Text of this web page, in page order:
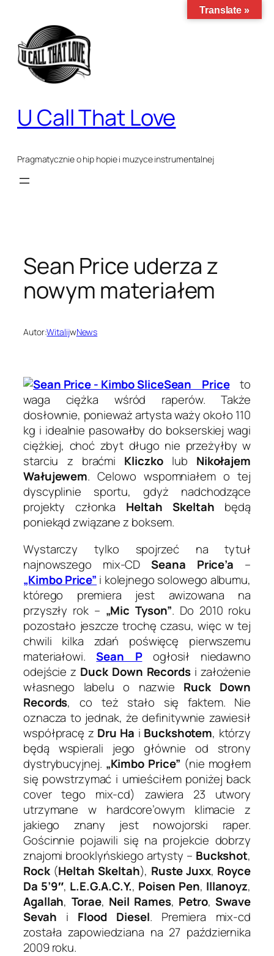
treści
U Call That Love
Pragmatycznie o hip hopie i muzyce instrumentalnej
Sean Price uderza z
nowym materiałem
Autor:WitalijwNews
Sean Priceto
waga ciężka wśród raperów. Także
dosłownie, ponieważ artysta waży około 110
kg i idealnie pasowałby do bokserskiej wagi
ciężkiej, choć zbyt długo nie przeżyłby w
starciu z braćmi Kliczkolub Nikołajem
Wałujewem. Celowo wspomniałem o tej
dyscyplinie sportu, gdyż nadchodzące
projekty członka Heltah Skeltah będą
poniekąd związane z boksem.
Wystarczy tylko spojrzeć na tytuł
najnowszego mix-CDSeana Price’a –
„Kimbo Price” i kolejnego solowego albumu,
którego premiera jest awizowana na
przyszły rok – „Mic Tyson”. Do 2010 roku
pozostało jeszcze trochę czasu, więc w tej
chwili kilka zdań poświęcę pierwszemu
materiałowi.Sean Pogłosił niedawno
odejście z Duck Down Recordsi założenie
własnego labelu o nazwie Ruck Down
Records, co też stało się faktem. Nie
oznacza to jednak, że definitywnie zawiesił
współpracę z Dru Ha i Buckshotem, którzy
będą wspierali jego głównie od strony
dystrybucyjnej. „Kimbo Price” (nie mogłem
się powstrzymać i umieściłem poniżej back
cover tego mix-cd) zawiera 23 utwory
utrzymane w hardcore’owym klimacie z
jakiego znany jest nowojorski raper.
Gościnnie pojawili się na projekcie dobrzy
znajomi brooklyńskiego artysty – Buckshot,
Rock(Heltah Skeltah), Ruste Juxx, Royce
Da 5’9″, L.E.G.A.C.Y., Poisen Pen, Illanoyz,
Agallah, Torae, Neil Rames, Petro,Swave
Sevah i Flood Diesel. Premiera mix-cd
została zapowiedziana na 27 października
2009 roku.
Translate »